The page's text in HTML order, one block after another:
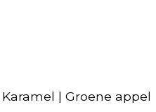
| Groene appel